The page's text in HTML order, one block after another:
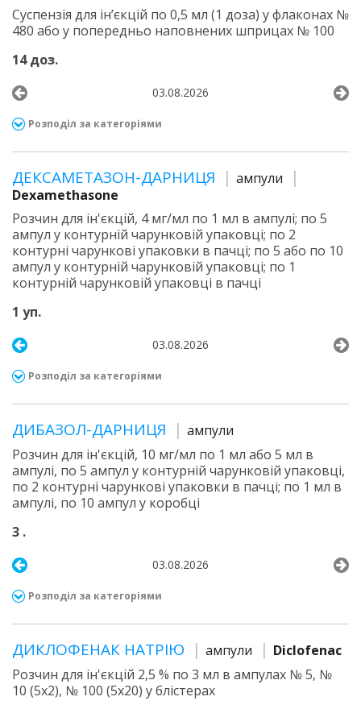
Суспензія для ін’єкцій по 0,5 мл (1 доза) у флаконах №
480 або у попередньо наповнених шприцах № 100
14 доз.
03.08.2026
Розподіл за категоріями
ДЕКСАМЕТАЗОН-ДАРНИЦЯ
ампули
Dexamethasone
Розчин для ін'єкцій, 4 мг/мл по 1 мл в ампулі; по 5
ампул у контурній чарунковій упаковці; по 2
контурні чарункові упаковки в пачці; по 5 або по 10
ампул у контурній чарунковій упаковці; по 1
контурній чарунковій упаковці в пачці
1 уп.
03.08.2026
Розподіл за категоріями
ДИБАЗОЛ-ДАРНИЦЯ
ампули
Розчин для ін'єкцій, 10 мг/мл по 1 мл або 5 мл в
ампулі, по 5 ампул у контурній чарунковій упаковці,
по 2 контурні чарункові упаковки в пачці; по 1 мл в
ампулі, по 10 ампул у коробці
3 .
03.08.2026
Розподіл за категоріями
ДИКЛОФЕНАК НАТРІЮ ампули
Diclofenac
Розчин для ін'єкцій 2,5 % по 3 мл в ампулах № 5, №
10 (5х2), № 100 (5х20) у блістерах